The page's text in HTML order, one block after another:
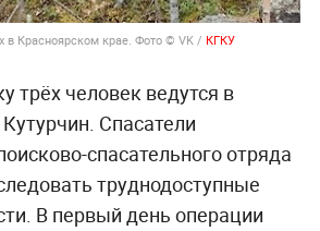
в Красноярском крае. Фото © VK / КГКУ
трёх человек ведутся в
Спасатели
спасательного отряда
труднодоступные
В первый день операции